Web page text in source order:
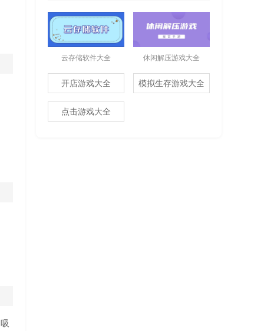
云存储软件大全 休闲解压游戏大全
开店游戏大全 模拟生存游戏大全
点击游戏大全